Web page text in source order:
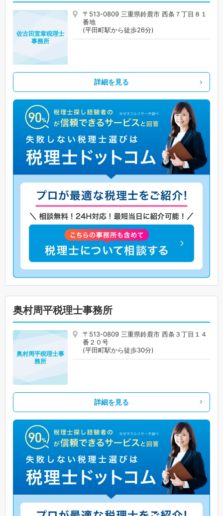
〒513-0809 三重県鈴鹿市 西条７丁目８１
番地
(平田町駅から徒歩26分)
佐古田宣章税理士
事務所
詳細を見る
奥村周平税理士事務所
〒513-0809 三重県鈴鹿市 西条３丁目１４
番２０号
(平田町駅から徒歩30分)
奥村周平税理士事
務所
詳細を見る